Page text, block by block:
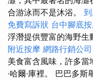
合游泳而不是沐浴。
免費寫訴狀 台中腳底
浮潛提供豐富的海野生
附近按摩 網路行銷公司
美食富含風味，許多
·哈爾·庫裡。 巴巴多